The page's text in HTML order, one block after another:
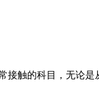
触的科目，无论是